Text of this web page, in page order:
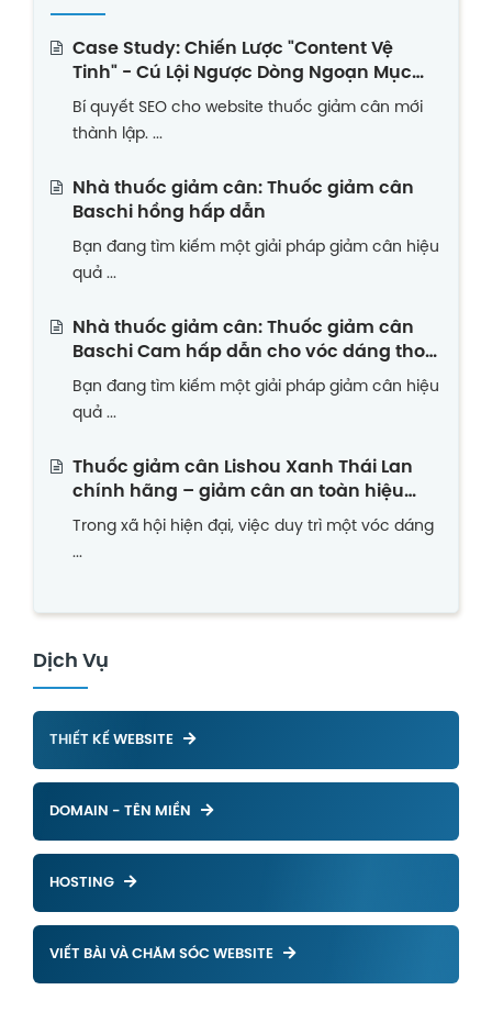
Case Study: Chiến Lược "Content Vệ
Tinh" - Cú Lội Ngược Dòng Ngoạn Mục
Của Website Thuốc Giảm Cân Non Trẻ
Bí quyết SEO cho website thuốc giảm cân mới
thành lập. ...
Nhà thuốc giảm cân: Thuốc giảm cân
Baschi hồng hấp dẫn
Bạn đang tìm kiếm một giải pháp giảm cân hiệu
quả ...
Nhà thuốc giảm cân: Thuốc giảm cân
Baschi Cam hấp dẫn cho vóc dáng thon
gọn
Bạn đang tìm kiếm một giải pháp giảm cân hiệu
quả ...
Thuốc giảm cân Lishou Xanh Thái Lan
chính hãng – giảm cân an toàn hiệu
quả
Trong xã hội hiện đại, việc duy trì một vóc dáng
...
Dịch Vụ
THIẾT KẾ WEBSITE
DOMAIN - TÊN MIỀN
HOSTING
VIẾT BÀI VÀ CHĂM SÓC WEBSITE